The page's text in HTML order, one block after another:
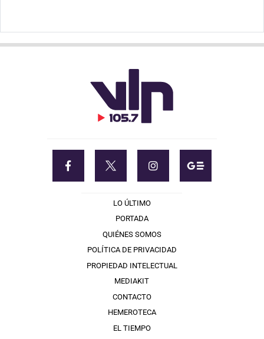
LO ÚLTIMO
PORTADA
QUIÉNES SOMOS
POLÍTICA DE PRIVACIDAD
PROPIEDAD INTELECTUAL
MEDIAKIT
CONTACTO
HEMEROTECA
EL TIEMPO